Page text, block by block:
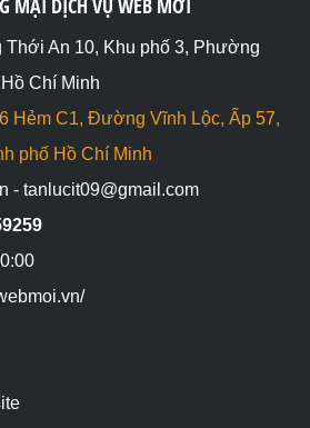
MẠI DỊCH VỤ WEB MỚI
An 10, Khu phố 3, Phường
Chí Minh
Hẻm C1, Đường Vĩnh Lộc, Ấp 57,
phố Hồ Chí Minh
- tanlucit09@gmail.com